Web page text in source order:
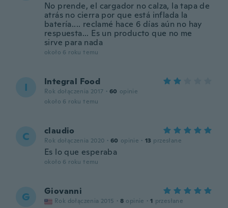
No prende, el cargador no calza, la tapa de
atrás no cierra por que está inflada la
batería.... reclamé hace 6 días aún no hay
respuesta... Es un producto que no me
sirve para nada
około 6 roku temu
I Integral Food
Rok dołączenia 2017 · 60 opinie
około 6 roku temu
C claudio
Rok dołączenia 2020 · 60 opinie · 13 przesłane
Es lo que esperaba
około 6 roku temu
G Giovanni
Rok dołączenia 2015 · 8 opinie · 1 przesłane